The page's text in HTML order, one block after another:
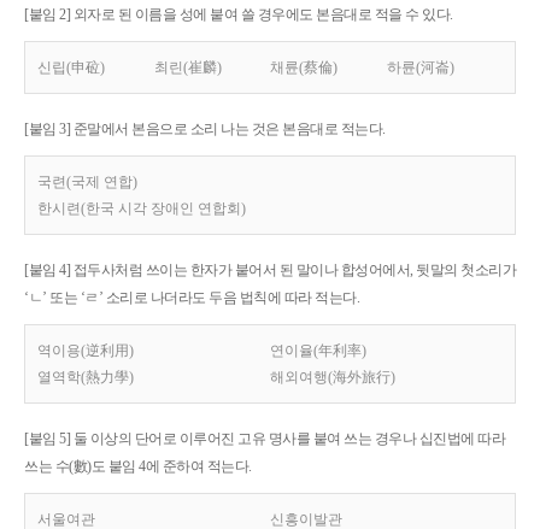
[붙임 2] 외자로 된 이름을 성에 붙여 쓸 경우에도 본음대로 적을 수 있다.
신립(申砬) 최린(崔麟) 채륜(蔡倫) 하륜(河崙)
[붙임 3] 준말에서 본음으로 소리 나는 것은 본음대로 적는다.
국련(국제 연합)
한시련(한국 시각 장애인 연합회)
[붙임 4] 접두사처럼 쓰이는 한자가 붙어서 된 말이나 합성어에서, 뒷말의 첫소리가
‘ㄴ’ 또는 ‘ㄹ’ 소리로 나더라도 두음 법칙에 따라 적는다.
역이용(逆利用)
연이율(年利率)
열역학(熱力學)
해외여행(海外旅行)
[붙임 5] 둘 이상의 단어로 이루어진 고유 명사를 붙여 쓰는 경우나 십진법에 따라
쓰는 수(數)도 붙임 4에 준하여 적는다.
서울여관 신흥이발관